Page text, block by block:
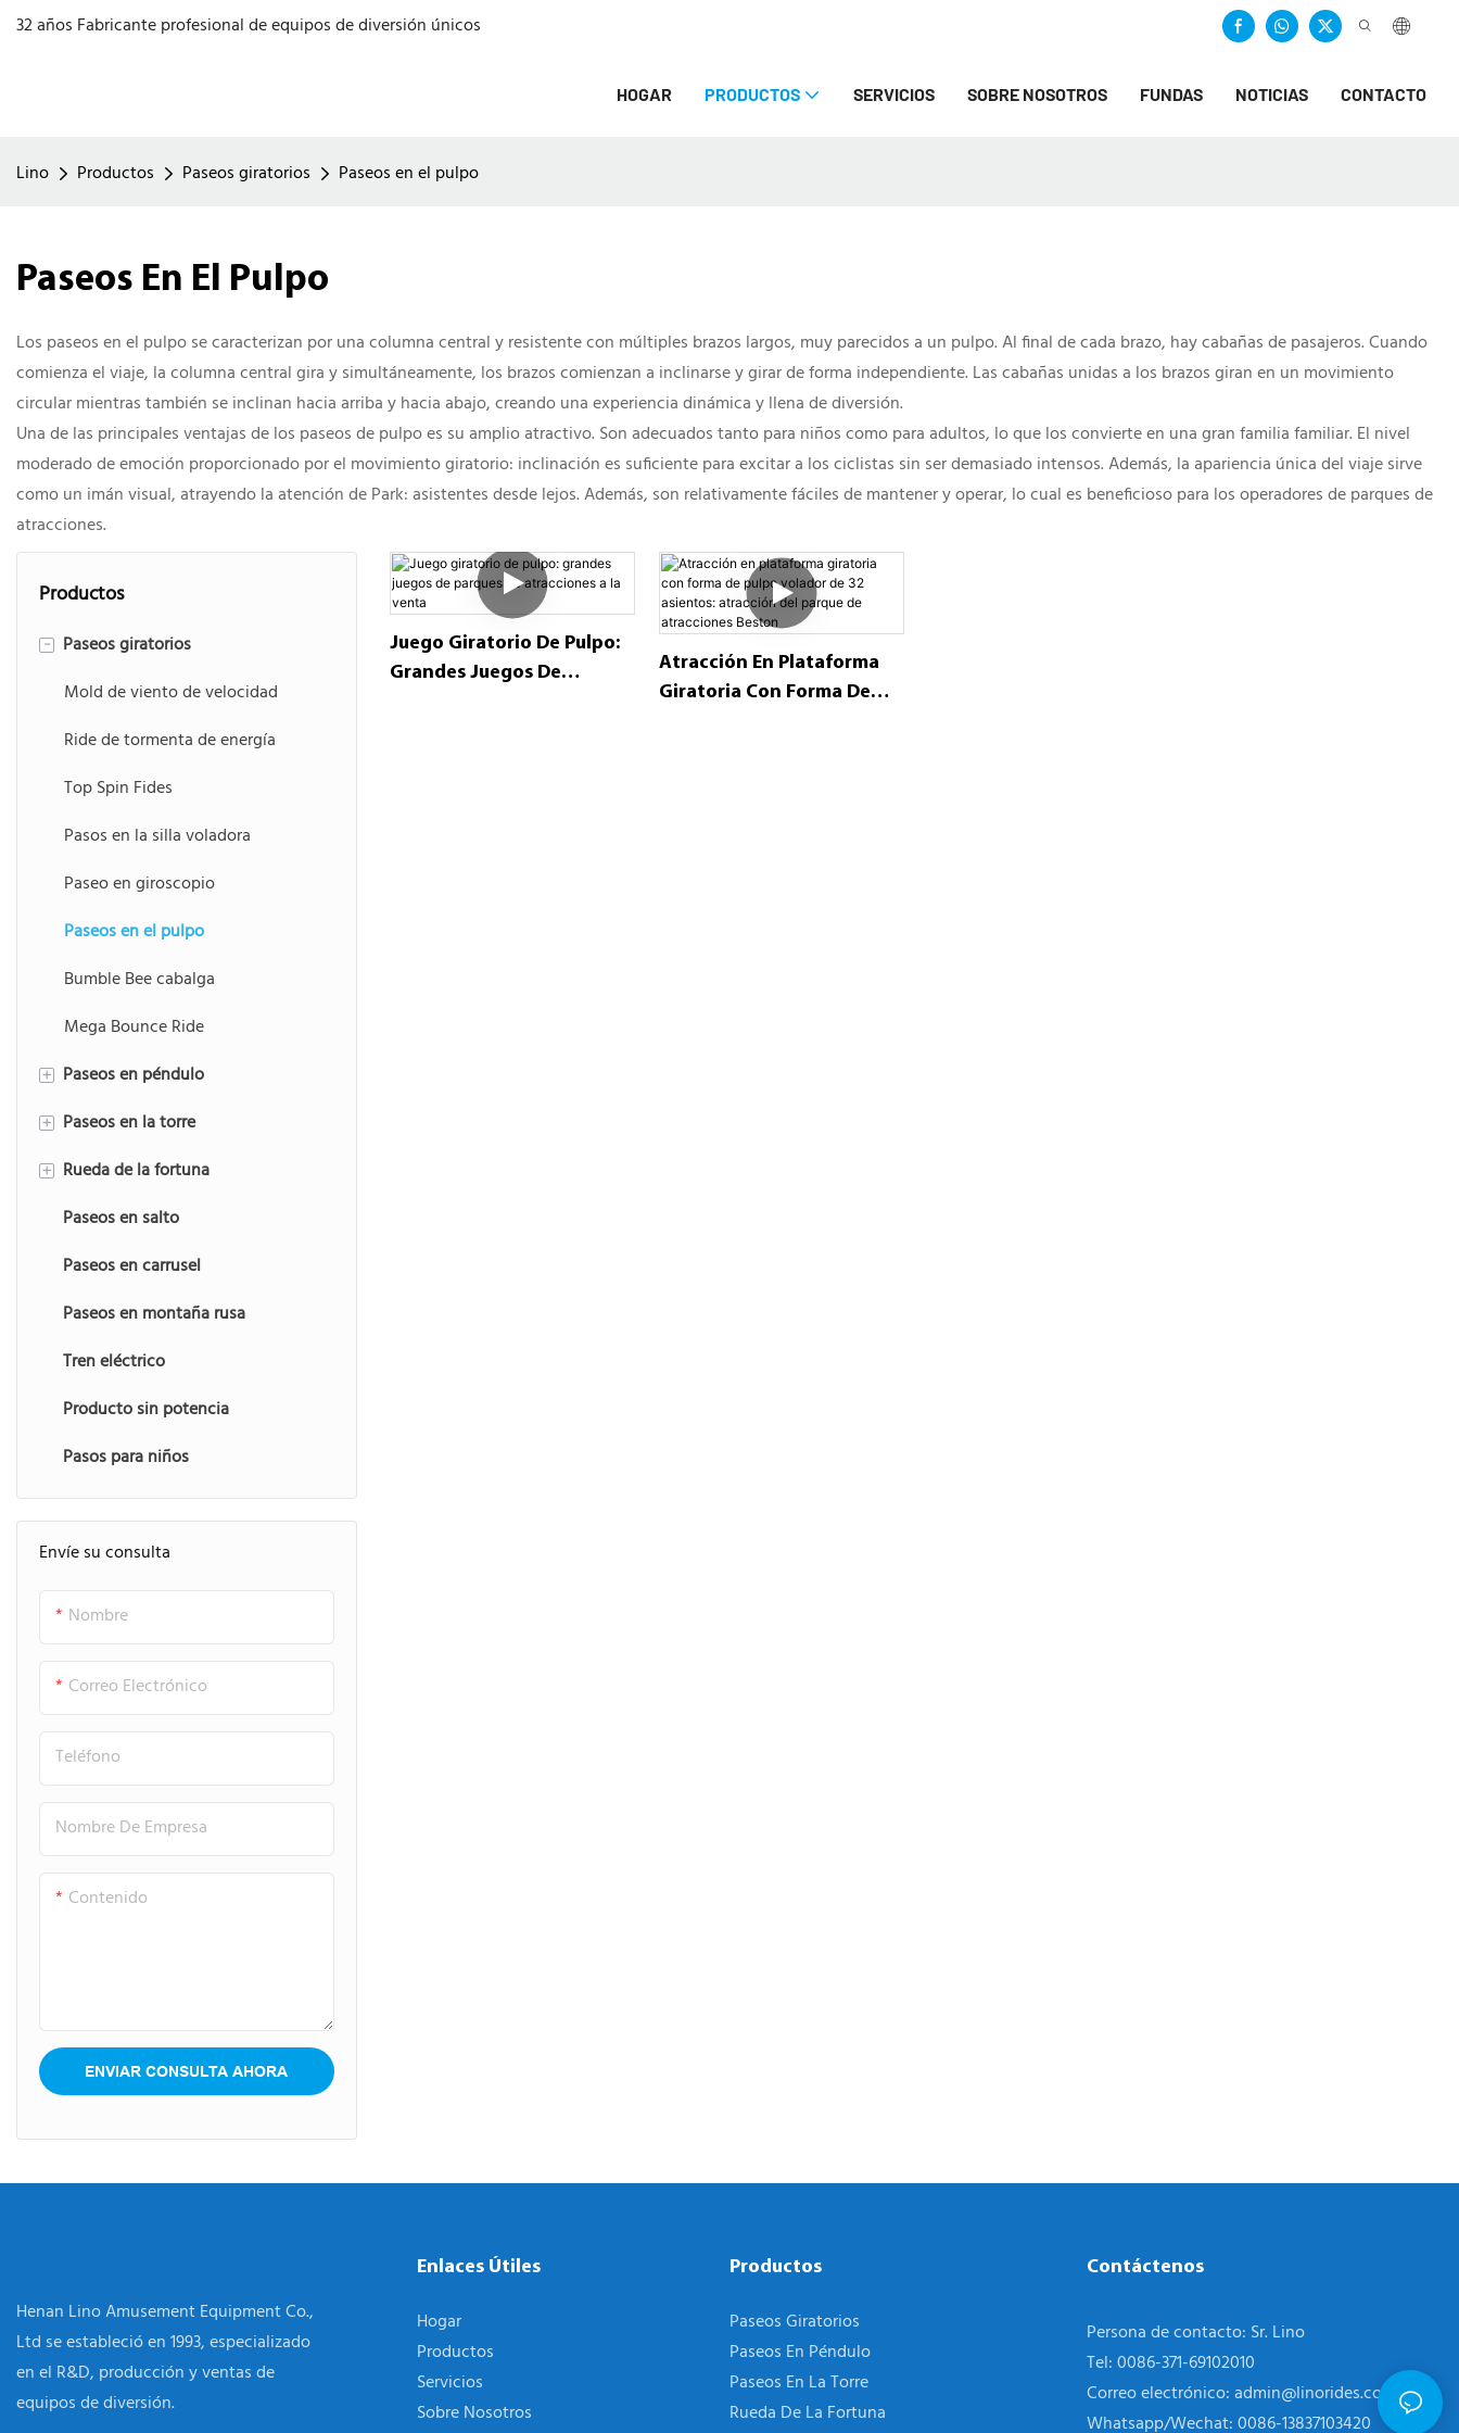
32 años Fabricante profesional de equipos de diversión únicos
HOGAR PRODUCTOS SERVICIOS SOBRE NOSOTROS FUNDAS NOTICIAS CONTACTO
Lino Productos Paseos giratorios Paseos en el pulpo
Paseos En El Pulpo
Los paseos en el pulpo se caracterizan por una columna central y resistente con múltiples brazos largos, muy parecidos a un pulpo. Al final de cada brazo, hay cabañas de pasajeros. Cuando
comienza el viaje, la columna central gira y simultáneamente, los brazos comienzan a inclinarse y girar de forma independiente. Las cabañas unidas a los brazos giran en un movimiento
circular mientras también se inclinan hacia arriba y hacia abajo, creando una experiencia dinámica y llena de diversión.
Una de las principales ventajas de los paseos de pulpo es su amplio atractivo. Son adecuados tanto para niños como para adultos, lo que los convierte en una gran familia familiar. El nivel
moderado de emoción proporcionado por el movimiento giratorio: inclinación es suficiente para excitar a los ciclistas sin ser demasiado intensos. Además, la apariencia única del viaje sirve
como un imán visual, atrayendo la atención de Park: asistentes desde lejos. Además, son relativamente fáciles de mantener y operar, lo cual es beneficioso para los operadores de parques de
atracciones.
Productos
-
Paseos giratorios
Mold de viento de velocidad
Ride de tormenta de energía
Top Spin Fides
Pasos en la silla voladora
Paseo en giroscopio
Paseos en el pulpo
Bumble Bee cabalga
Mega Bounce Ride
+ Paseos en péndulo
Paseos en el barco pirata
Paseos de ovnis voladores
Viaje volador
Paseos en martillo
+ Paseos en la torre
Torre de caída
Torre de globo de samba
Paseo de la tolva de rana
+ Rueda de la fortuna
Rueda de la fortuna grande
Mini noria
Paseos en salto
Paseos en carrusel
Paseos en montaña rusa
Tren eléctrico
Producto sin potencia
Pasos para niños
Envíe su consulta
Nombre
Correo Electrónico
Teléfono
Nombre De Empresa
Contenido
ENVIAR CONSULTA AHORA
Juego Giratorio De Pulpo:
Grandes Juegos De
Atracción En Plataforma
Giratoria Con Forma De
Henan Lino Amusement Equipment Co.,
Ltd se estableció en 1993, especializado
en el R&D, producción y ventas de
equipos de diversión.
Enlaces Útiles
Hogar
Productos
Servicios
Sobre Nosotros
Productos
Paseos Giratorios
Paseos En Péndulo
Paseos En La Torre
Rueda De La Fortuna
Contáctenos
Persona de contacto: Sr. Lino
Tel: 0086-371-69102010
Correo electrónico:admin@linorides.com
Whatsapp/Wechat: 0086-13837103420